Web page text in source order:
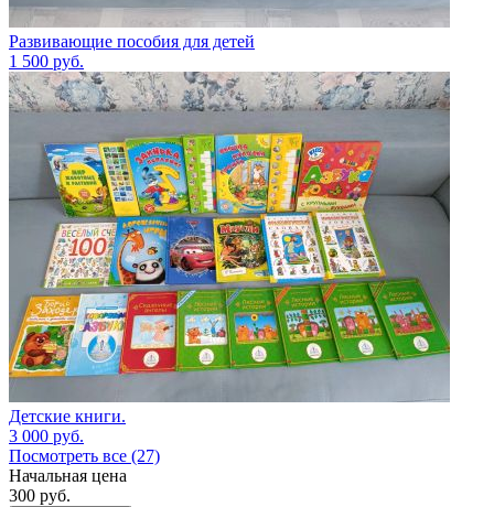
Развивающие пособия для детей
1 500 руб.
Детские книги.
3 000 руб.
Посмотреть все (27)
Начальная цена
300 руб.